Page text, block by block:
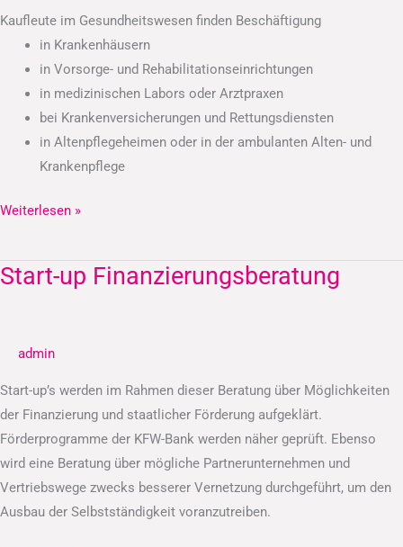
Kaufleute im Gesundheitswesen finden Beschäftigung
in Krankenhäusern
in Vorsorge- und Rehabilitationseinrichtungen
in medizinischen Labors oder Arztpraxen
bei Krankenversicherungen und Rettungsdiensten
in Altenpflegeheimen oder in der ambulanten Alten- und
Krankenpflege
Weiterlesen »
Start-up Finanzierungsberatung
admin
Start-up’s werden im Rahmen dieser Beratung über Möglichkeiten
der Finanzierung und staatlicher Förderung aufgeklärt.
Förderprogramme der KFW-Bank werden näher geprüft. Ebenso
wird eine Beratung über mögliche Partnerunternehmen und
Vertriebswege zwecks besserer Vernetzung durchgeführt, um den
Ausbau der Selbstständigkeit voranzutreiben.
Start-